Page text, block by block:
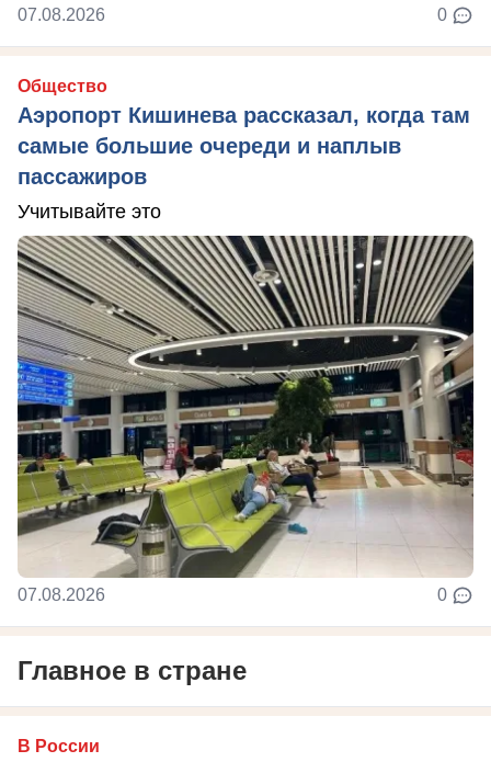
07.08.2026 0
Общество
Аэропорт Кишинева рассказал, когда там
самые большие очереди и наплыв
пассажиров
Учитывайте это
07.08.2026 0
Главное в стране
В России